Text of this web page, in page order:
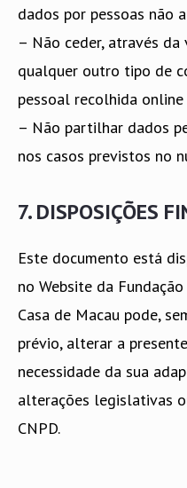
dados por pessoas não
– Não ceder, através da
qualquer outro tipo de
pessoal recolhida
– Não partilhar dados
nos casos previstos no
7. DISPOSIÇÕES
Este documento está
no Website da
Casa de Macau pode,
prévio, alterar a
necessidade da sua
alterações legislativas
CNPD.